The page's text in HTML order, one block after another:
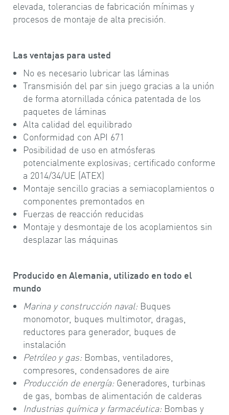
elevada, tolerancias de fabricación mínimas y
procesos de montaje de alta precisión.
Las ventajas para usted
No es necesario lubricar las láminas
Transmisión del par sin juego gracias a la unión
de forma atornillada cónica patentada de los
paquetes de láminas
Alta calidad del equilibrado
Conformidad con API 671
Posibilidad de uso en atmósferas
potencialmente explosivas; certificado conforme
a 2014/34/UE (ATEX)
Montaje sencillo gracias a semiacoplamientos o
componentes premontados en
Fuerzas de reacción reducidas
Montaje y desmontaje de los acoplamientos sin
desplazar las máquinas
Producido en Alemania, utilizado en todo el
mundo
Marina y construcción naval: Buques
monomotor, buques multimotor, dragas,
reductores para generador, buques de
instalación
Petróleo y gas:Bombas, ventiladores,
compresores, condensadores de aire
Producción de energía:Generadores, turbinas
de gas, bombas de alimentación de calderas
Industrias química y farmacéutica:Bombas y